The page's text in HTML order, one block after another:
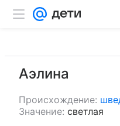
Аэлина
Происхождение:
Значение: светлая